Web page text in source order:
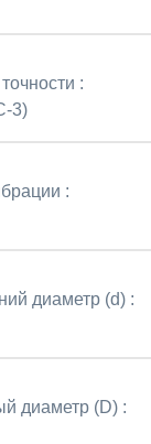
:
3)
:
диаметр (d) :
диаметр (D) :